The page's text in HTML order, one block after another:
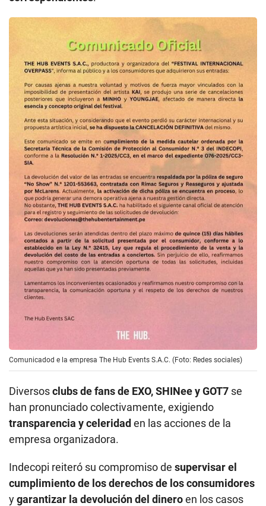
Comunicadod e la empresa The Hub Events S.A.C. (Foto: Redes sociales)
Diversosclubs de fans de EXO, SHINee y GOT7 se
han pronunciado colectivamente, exigiendo
transparencia y celeridaden las acciones de la
empresa organizadora.
Indecopi reiteró su compromiso de supervisar el
cumplimiento de los derechos de los consumidores
ygarantizar la devolución del dineroen los casos